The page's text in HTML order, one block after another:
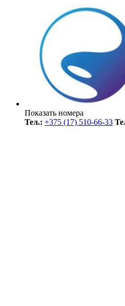
Показать номера
Тел.: +375 (17) 510-66-33